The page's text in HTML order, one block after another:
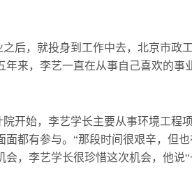
后，就投身到工作中去，北京市政
年来，李艺一直在从事自己喜欢的
开始，李艺学长主要从事环境工程
面都有参与。“那段时间很艰辛，但
会，李艺学长很珍惜这次机会，他